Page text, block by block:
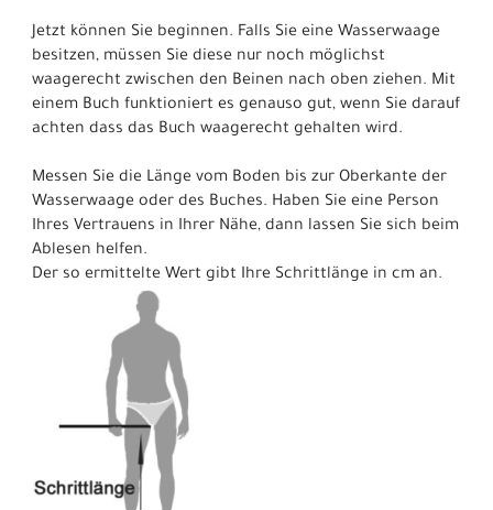
Jetzt können Sie beginnen. Falls Sie eine Wasserwaage
besitzen, müssen Sie diese nur noch möglichst
waagerecht zwischen den Beinen nach oben ziehen. Mit
einem Buch funktioniert es genauso gut, wenn Sie darauf
achten dass das Buch waagerecht gehalten wird.
Messen Sie die Länge vom Boden bis zur Oberkante der
Wasserwaage oder des Buches. Haben Sie eine Person
Ihres Vertrauens in Ihrer Nähe, dann lassen Sie sich beim
Ablesen helfen.
Der so ermittelte Wert gibt Ihre Schrittlänge in cm an.